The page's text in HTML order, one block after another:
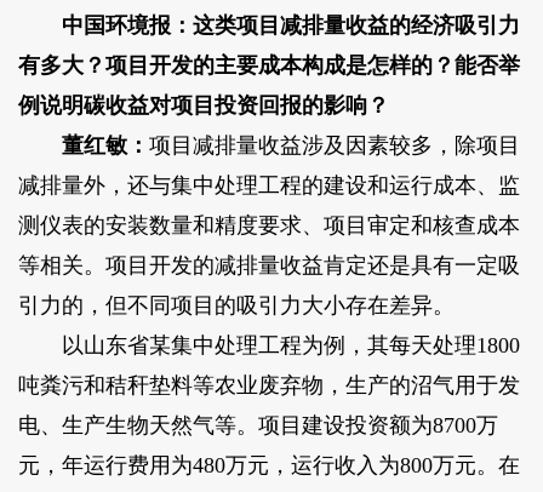
中国环境报：这类项目减排量收益的经济吸引力
有多大？项目开发的主要成本构成是怎样的？能否举
例说明碳收益对项目投资回报的影响？
董红敏： 项目减排量收益涉及因素较多，除项目
减排量外，还与集中处理工程的建设和运行成本、监
测仪表的安装数量和精度要求、项目审定和核查成本
等相关。项目开发的减排量收益肯定还是具有一定吸
引力的，但不同项目的吸引力大小存在差异。
以山东省某集中处理工程为例，其每天处理1800
吨粪污和秸秆垫料等农业废弃物，生产的沼气用于发
电、生产生物天然气等。项目建设投资额为8700万
元，年运行费用为480万元，运行收入为800万元。在